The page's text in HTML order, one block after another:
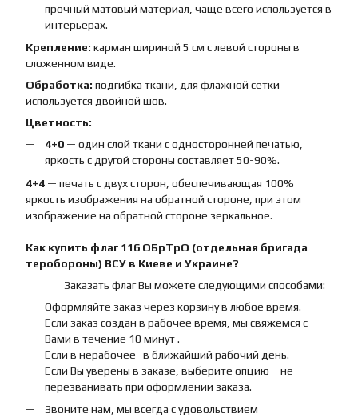
прочный матовый материал, чаще всего используется в
интерьерах.
Крепление: карман шириной 5 см с левой стороны в
сложенном виде.
Обработка: подгибка ткани, для флажной сетки
используется двойной шов.
Цветность:
4+0 — один слой ткани с односторонней печатью,
яркость с другой стороны составляет 50-90%.
4+4 — печать с двух сторон, обеспечивающая 100%
яркость изображения на обратной стороне, при этом
изображение на обратной стороне зеркальное.
Как купить флаг 116 ОБрТрО (отдельная бригада
теробороны) ВСУ в Киеве и Украине?
Заказать флаг Вы можете следующими способами:
Оформляйте заказ через корзину в любое время.
Если заказ создан в рабочее время, мы свяжемся с
Вами в течение 10 минут .
Если в нерабочее- в ближайший рабочий день.
Если Вы уверены в заказе, выберите опцию – не
перезванивать при оформлении заказа.
Звоните нам, мы всегда с удовольствием